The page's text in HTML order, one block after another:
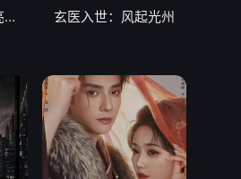
嫌我是实习生，我亮出老板身份
玄医入世：风起光州